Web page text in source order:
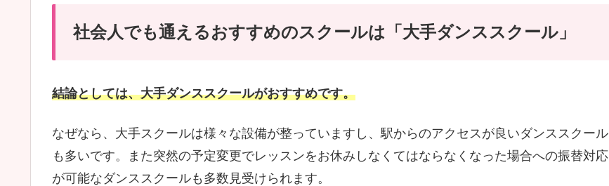
社会人でも通えるおすすめのスクールは「大手ダンススクール」
結論としては、大手ダンススクールがおすすめです。
なぜなら、大手スクールは様々な設備が整っていますし、駅からのアクセスが良いダンススクール
も多いです。また突然の予定変更でレッスンをお休みしなくてはならなくなった場合への振替対応
が可能なダンススクールも多数見受けられます。